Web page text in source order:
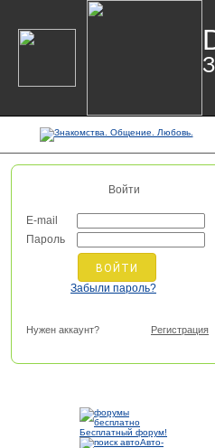
Войти
E-mail
Пароль
Забыли пароль?
Нужен аккаунт? Регистрация
Бесплатный форум!
Авто-